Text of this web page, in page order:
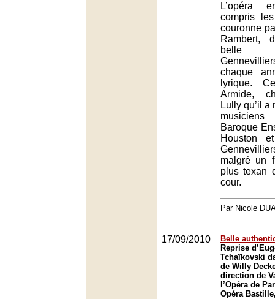
L’opéra
compris
couronne
Rambert,
belle
chaque
lyrique.
Armide,
Lully qu’il
Baroque
Houston
malgré un
plus texan
cour.
Par Nicole
17/09/2010
Belle
Reprise
Tchaïkovski
de Willy
direction de
l’Opéra de
Opéra